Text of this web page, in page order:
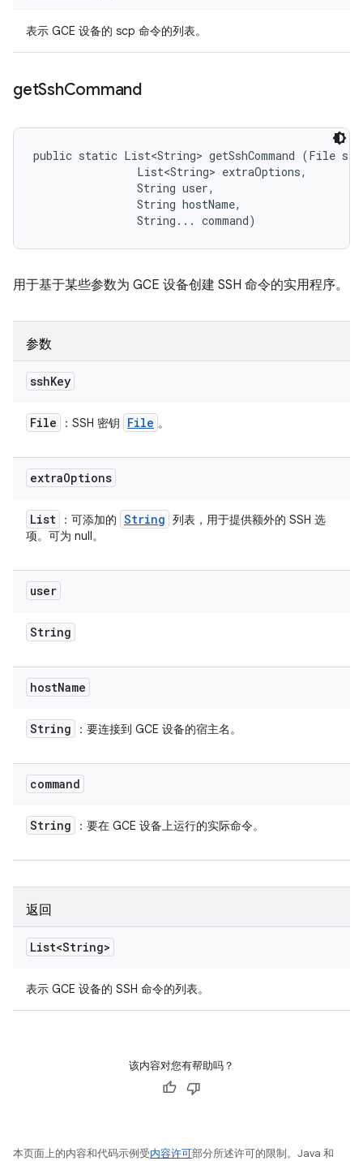
表示 GCE 设备的 scp 命令的列表。
getSshCommand
public static List<String> getSshCommand (File
                List<String> extraOptions,
                String user,
                String hostName,
                String... command)
用于基于某些参数为 GCE 设备创建 SSH 命令的实用程序。
参数
sshKey
File ：SSH 密钥 File 。
extraOptions
List ：可添加的 String 列表，用于提供额外的 SSH 选
项。可为 null。
user
String
hostName
String ：要连接到 GCE 设备的宿主名。
command
String ：要在 GCE 设备上运行的实际命令。
返回
List<String>
表示 GCE 设备的 SSH 命令的列表。
该内容对您有帮助吗？
本页面上的内容和代码示例受内容许可部分所述许可的限制。Java 和